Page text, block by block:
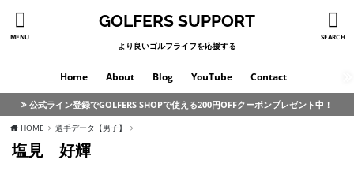
MENU SEARCH
GOLFERS SUPPORT
より良いゴルフライフを応援する
Home About Blog YouTube Contact
公式ライン登録でGOLFERS SHOPで使える200円OFFクーポンプレゼント中！
HOME 選手データ【男子】
塩見 好輝